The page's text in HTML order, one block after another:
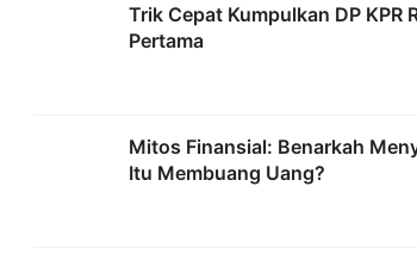
Trik Cepat Kumpulkan DP KPR
Pertama
Mitos Finansial: Benarkah
Itu Membuang Uang?